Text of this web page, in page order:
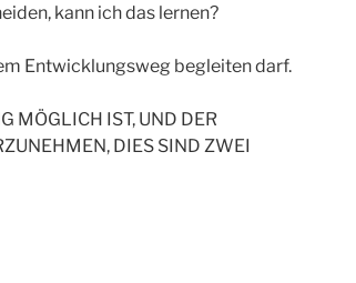
kann ich das lernen?
Entwicklungsweg begleiten darf.
MÖGLICH IST, UND DER
DIES SIND ZWEI